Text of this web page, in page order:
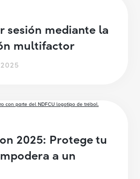
sesión mediante la
multifactor
2025: Protege tu
a un